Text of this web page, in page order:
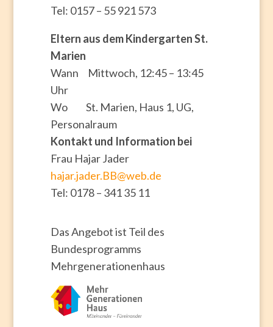
Tel: 0157 – 55 921 573
Eltern aus dem Kindergarten St.
Marien
Wann Mittwoch, 12:45 – 13:45
Uhr
Wo St. Marien, Haus 1, UG,
Personalraum
Kontakt und Information bei
Frau Hajar Jader
hajar.jader.BB@web.de
Tel: 0178 – 341 35 11
Das Angebot ist Teil des
Bundesprogramms
Mehrgenerationenhaus